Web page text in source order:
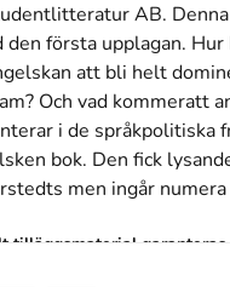
AB.
första upplagan.
att bli helt
Och vad kommeratt
i de språkpolitiska
bok. Den fick
men ingår
tilläggsmaterial